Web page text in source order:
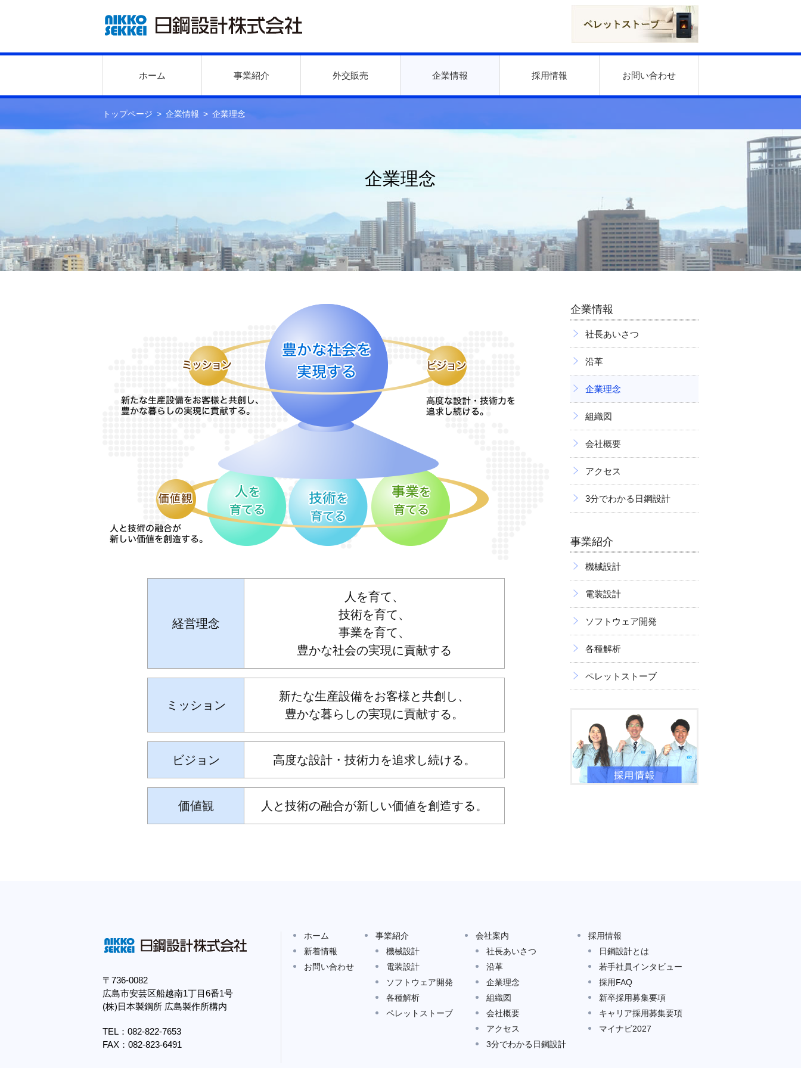
ホーム 事業紹介 外交販売 企業情報 採用情報 お問い合わせ
企業理念
トップページ 企業情報 企業理念
経営理念
人を育て、
技術を育て、
事業を育て、
豊かな社会の実現に貢献する
ミッション
新たな生産設備をお客様と共創し、
豊かな暮らしの実現に貢献する。
ビジョン 高度な設計・技術力を追求し続ける。
価値観 人と技術の融合が新しい価値を創造する。
企業情報
社長あいさつ
沿革
企業理念
組織図
会社概要
アクセス
3分でわかる日鋼設計
事業紹介
機械設計
電装設計
ソフトウェア開発
各種解析
ペレットストーブ
〒736-0082
広島市安芸区船越南1丁目6番1号
(株)日本製鋼所 広島製作所構内
TEL：082-822-7653
FAX：082-823-6491
ホーム
新着情報
お問い合わせ
事業紹介
機械設計
電装設計
ソフトウェア開発
各種解析
ペレットストーブ
会社案内
社長あいさつ
沿革
企業理念
組織図
会社概要
アクセス
3分でわかる日鋼設計
採用情報
日鋼設計とは
若手社員インタビュー
採用FAQ
新卒採用募集要項
キャリア採用募集要項
マイナビ2027